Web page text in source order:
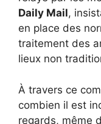
Daily Mail,
en place des
traitement des
lieux non
À travers ce
combien il est
regards, même